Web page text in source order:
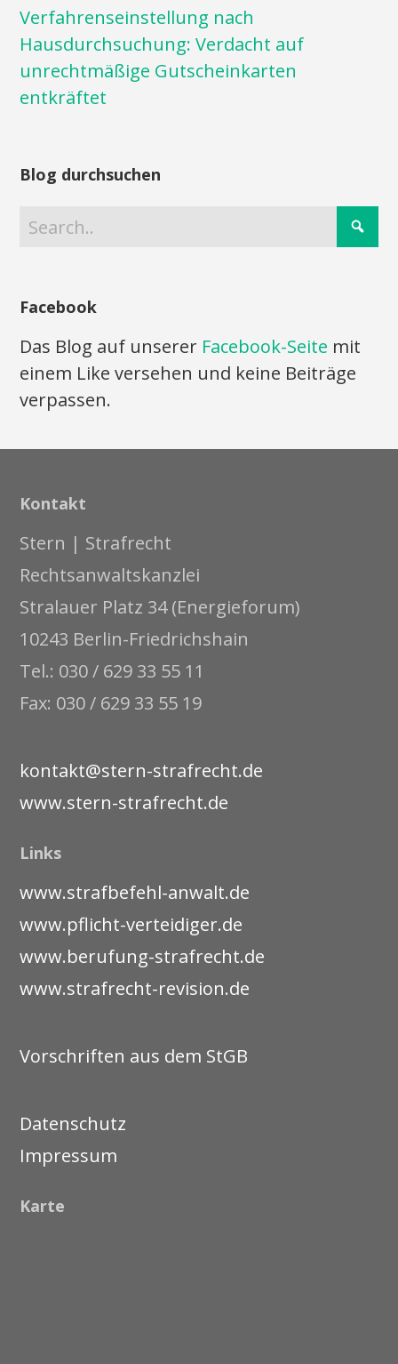
Verfahrenseinstellung nach
Hausdurchsuchung: Verdacht auf
unrechtmäßige Gutscheinkarten
entkräftet
Blog durchsuchen
Facebook
Das Blog auf unserer Facebook-Seite mit
einem Like versehen und keine Beiträge
verpassen.
Kontakt
Stern | Strafrecht
Rechtsanwaltskanzlei
Stralauer Platz 34 (Energieforum)
10243 Berlin-Friedrichshain
Tel.: 030 / 629 33 55 11
Fax: 030 / 629 33 55 19
kontakt@stern-strafrecht.de
www.stern-strafrecht.de
Links
www.strafbefehl-anwalt.de
www.pflicht-verteidiger.de
www.berufung-strafrecht.de
www.strafrecht-revision.de
Vorschriften aus dem StGB
Datenschutz
Impressum
Karte